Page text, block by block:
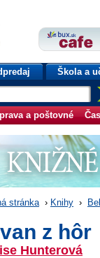
Škola a
a poštovné
stránka › Knihy ›
z hôr
Hunterová